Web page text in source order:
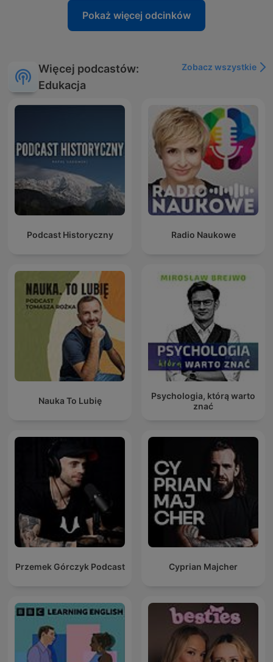
Pokaż więcej odcinków
Więcej podcastów:
Edukacja
Zobacz wszystkie
Podcast Historyczny Radio Naukowe
Nauka To Lubię
Psychologia, którą warto
znać
Przemek Górczyk Podcast Cyprian Majcher